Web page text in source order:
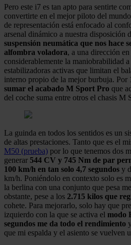
Pero este i7 es tan apto para sentirte
convertirte en el mejor piloto del
de representación está enfocado al
arsenal dinámico a nuestra disposición
suspensión neumática que nos hace
alfombra voladora, a una dirección
considerablemente la maniobrabilidad
estabilizadoras activas que limitan el
interno propio de la mejor burbuja. Por
sumar el acabado M Sport Pro que
del coche suma entre otros el chasis M
La guinda en todos los sentidos es un
de altas prestaciones. Tanto que es el
M50 (prueba) por lo que tenemos dos
generar 544 CV y 745 Nm de par
100 km/h en tan solo 4,7 segundos y
km/h. Poniéndolo en contexto solo es
la berlina con una conjunto que pesa
obstante, pese a los 2.715 kilos que
cohete. Para mejorarlo, solo hay que
izquierdo con la que se activa el modo
segundos me da todo el rendimiento
que mi espalda y el asiento se vuelven